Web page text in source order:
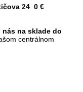
24 0 €
nás na sklade do
centrálnom